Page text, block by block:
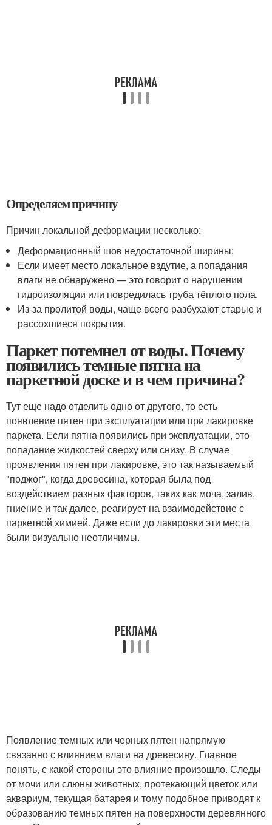
Определяем причину
Причин локальной деформации несколько:
Деформационный шов недостаточной ширины;
Если имеет место локальное вздутие, а попадания
влаги не обнаружено — это говорит о нарушении
гидроизоляции или повредилась труба тёплого пола.
Из-за пролитой воды, чаще всего разбухают старые и
рассохшиеся покрытия.
Паркет потемнел от воды. Почему
появились темные пятна на
паркетной доске и в чем причина?
Тут еще надо отделить одно от другого, то есть
появление пятен при эксплуатации или при лакировке
паркета. Если пятна появились при эксплуатации, это
попадание жидкостей сверху или снизу. В случае
проявления пятен при лакировке, это так называемый
"поджог", когда древесина, которая была под
воздействием разных факторов, таких как моча, залив,
гниение и так далее, реагирует на взаимодействие с
паркетной химией. Даже если до лакировки эти места
были визуально неотличимы.
Появление темных или черных пятен напрямую
связанно с влиянием влаги на древесину. Главное
понять, с какой стороны это влияние произошло. Следы
от мочи или слюны животных, протекающий цветок или
аквариум, текущая батарея и тому подобное приводят к
образованию темных пятен на поверхности деревянного